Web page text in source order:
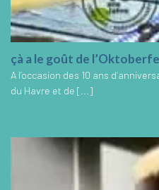
çà a le goût de
A l’occasion des 10 ans
du Havre et de [...]